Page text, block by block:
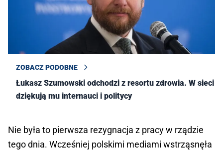
ZOBACZ PODOBNE
Łukasz Szumowski odchodzi z resortu zdrowia. W sieci
dziękują mu internauci i politycy
Nie była to pierwsza rezygnacja z pracy w rządzie
tego dnia. Wcześniej polskimi mediami wstrząsnęła